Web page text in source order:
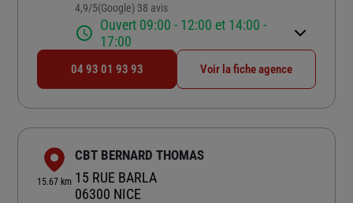
4,9/5Note de 4.9 sur 5
(Google) 38 avis
Ouvert 09:00 - 12:00 et 14:00 -
17:00
04 93 01 93 93 Voir la fiche agence
15.67 km
CBT BERNARD THOMAS
15 RUE BARLA
06300 NICE